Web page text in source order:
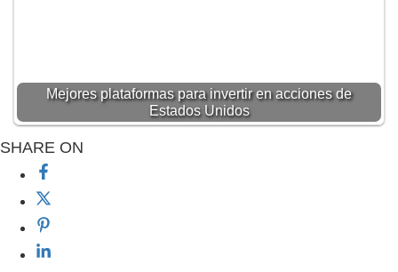
Mejores plataformas para invertir en acciones de
Estados Unidos
SHARE ON